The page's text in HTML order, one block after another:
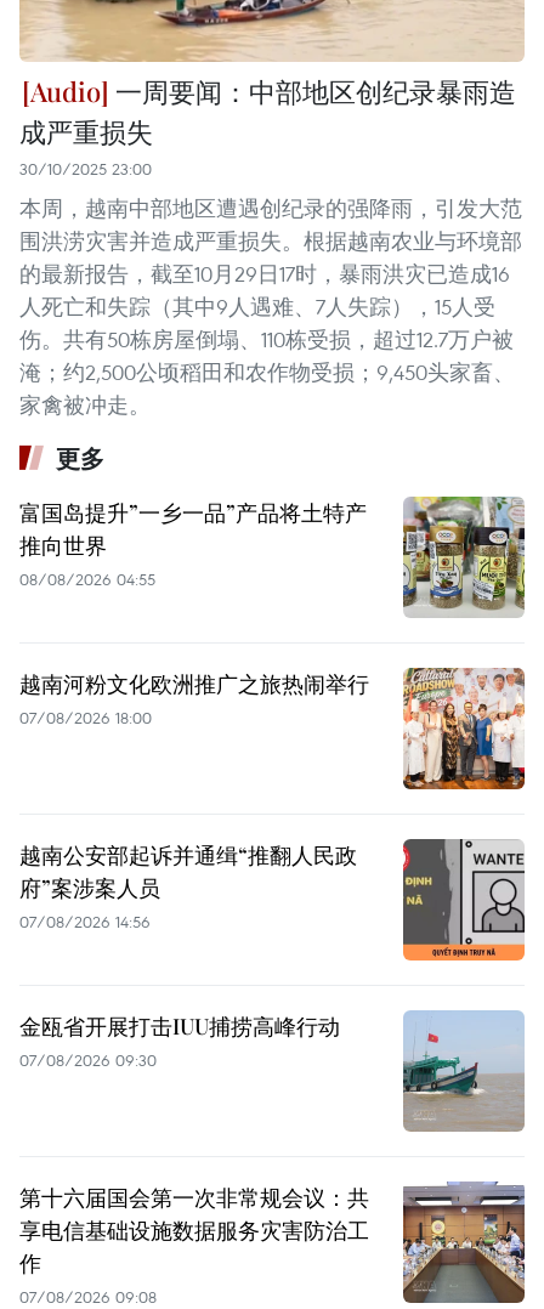
一周要闻：中部地区创纪录暴雨造
成严重损失
30/10/2025 23:00
本周，越南中部地区遭遇创纪录的强降雨，引发大范
围洪涝灾害并造成严重损失。根据越南农业与环境部
的最新报告，截至10月29日17时，暴雨洪灾已造成16
人死亡和失踪（其中9人遇难、7人失踪），15人受
伤。共有50栋房屋倒塌、110栋受损，超过12.7万户被
淹；约2,500公顷稻田和农作物受损；9,450头家畜、
家禽被冲走。
更多
富国岛提升”一乡一品”产品将土特产
推向世界
08/08/2026 04:55
越南河粉文化欧洲推广之旅热闹举行
07/08/2026 18:00
越南公安部起诉并通缉“推翻人民政
府”案涉案人员
07/08/2026 14:56
金瓯省开展打击IUU捕捞高峰行动
07/08/2026 09:30
第十六届国会第一次非常规会议：共
享电信基础设施数据服务灾害防治工
作
07/08/2026 09:08